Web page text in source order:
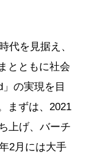
代を見据え、
とともに社会
の実現を目
まずは、2021
上げ、バーチ
2月には大手